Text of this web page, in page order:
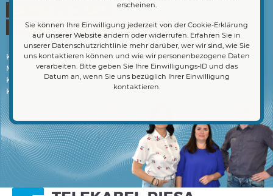
erscheinen.
Sie können Ihre Einwilligung jederzeit von der Cookie-Erklärung
auf unserer Website ändern oder widerrufen. Erfahren Sie in
unserer Datenschutzrichtlinie mehr darüber, wer wir sind, wie Sie
uns kontaktieren können und wie wir personenbezogene Daten
verarbeiten. Bitte geben Sie Ihre Einwilligungs-ID und das
Datum an, wenn Sie uns bezüglich Ihrer Einwilligung
kontaktieren.
in Riesa und Nünchritz
Kundenservice heißt bei uns einen Ansprechpartner vor Ort zu haben:
Mit den Telekabel-Kundezentren in Riesa und Nünchritz sind unsere
Kunden deshalb immer gut beraten, wenn es um die persönliche
Klärung von Fragen und Anliegen geht.